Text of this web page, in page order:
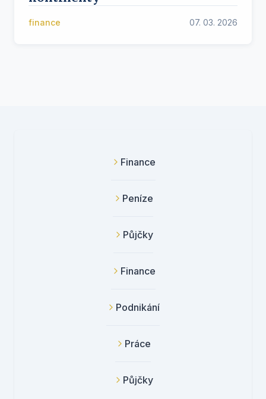
finance 07. 03. 2026
Finance
Peníze
Půjčky
Finance
Podnikání
Práce
Půjčky